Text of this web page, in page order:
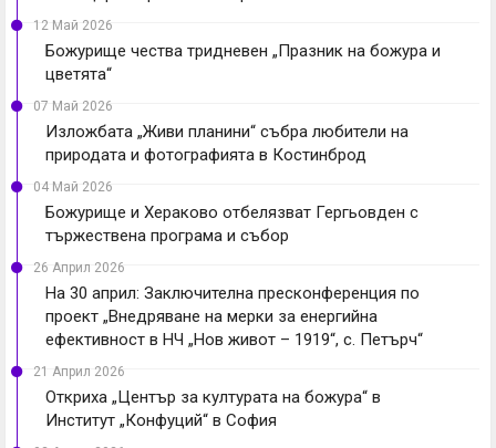
12 Май 2026
Божурище чества тридневен „Празник на божура и
цветята“
07 Май 2026
Изложбата „Живи планини“ събра любители на
природата и фотографията в Костинброд
04 Май 2026
Божурище и Хераково отбелязват Гергьовден с
тържествена програма и събор
26 Април 2026
На 30 април: Заключителна пресконференция по
проект „Внедряване на мерки за енергийна
ефективност в НЧ „Нов живот – 1919“, с. Петърч“
21 Април 2026
Откриха „Център за културата на божура“ в
Институт „Конфуций“ в София